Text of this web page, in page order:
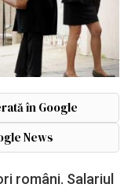
în Google
News
români. Salariul